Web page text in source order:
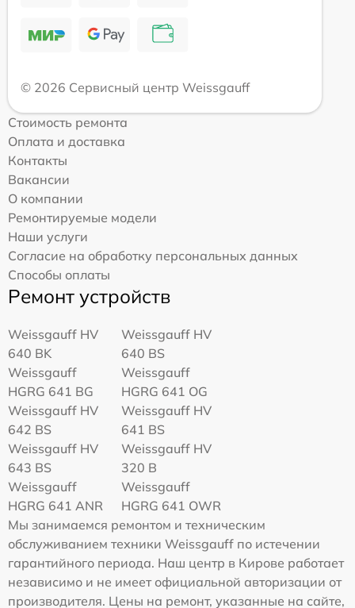
© 2026 Сервисный центр Weissgauff
Стоимость ремонта
Оплата и доставка
Контакты
Вакансии
О компании
Ремонтируемые модели
Наши услуги
Согласие на обработку персональных данных
Способы оплаты
Ремонт устройств
Weissgauff HV
640 BK
Weissgauff HV
640 BS
Weissgauff
HGRG 641 BG
Weissgauff
HGRG 641 OG
Weissgauff HV
642 BS
Weissgauff HV
641 BS
Weissgauff HV
643 BS
Weissgauff HV
320 B
Weissgauff
HGRG 641 ANR
Weissgauff
HGRG 641 OWR
Мы занимаемся ремонтом и техническим
обслуживанием техники Weissgauff по истечении
гарантийного периода. Наш центр в Кирове работает
независимо и не имеет официальной авторизации от
производителя. Цены на ремонт, указанные на сайте,